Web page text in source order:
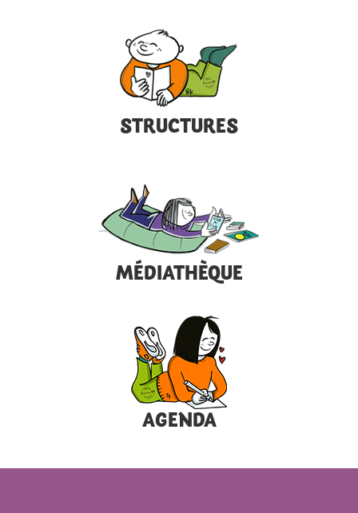
STRUCTURES
MÉDIATHÈQUE
AGENDA